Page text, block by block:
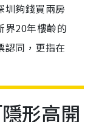
圳夠錢買兩房
界20年樓齡的
認同，更指在
形高開